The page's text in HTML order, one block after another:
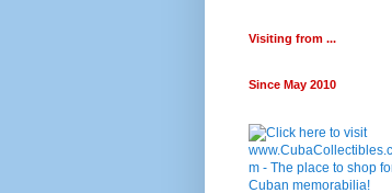
Visiting from ...
Since May 2010